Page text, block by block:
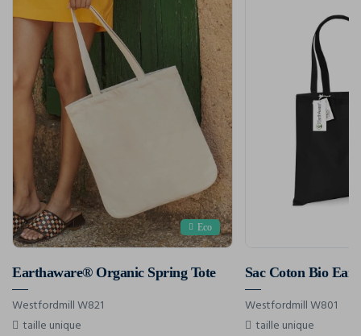
Eco
Earthaware® Organic Spring Tote
Westfordmill W821
taille unique
Sac Coton Bio
Westfordmill W801
taille unique